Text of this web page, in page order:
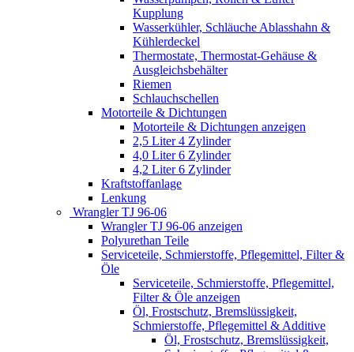
Kupplung
Wasserkühler, Schläuche Ablasshahn &
Kühlerdeckel
Thermostate, Thermostat-Gehäuse &
Ausgleichsbehälter
Riemen
Schlauchschellen
Motorteile & Dichtungen
Motorteile & Dichtungen anzeigen
2,5 Liter 4 Zylinder
4,0 Liter 6 Zylinder
4,2 Liter 6 Zylinder
Kraftstoffanlage
Lenkung
Wrangler TJ 96-06
Wrangler TJ 96-06 anzeigen
Polyurethan Teile
Serviceteile, Schmierstoffe, Pflegemittel, Filter &
Öle
Serviceteile, Schmierstoffe, Pflegemittel,
Filter & Öle anzeigen
Öl, Frostschutz, Bremslüssigkeit,
Schmierstoffe, Pflegemittel & Additive
Öl, Frostschutz, Bremslüssigkeit,